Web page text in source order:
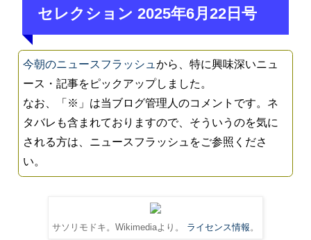
セレクション 2025年6月22日号
今朝のニュースフラッシュから、特に興味深いニュ
ース・記事をピックアップしました。
なお、「※」は当ブログ管理人のコメントです。ネ
タバレも含まれておりますので、そういうのを気に
される方は、ニュースフラッシュをご参照くださ
い。
サソリモドキ。Wikimediaより。 ライセンス情報 。